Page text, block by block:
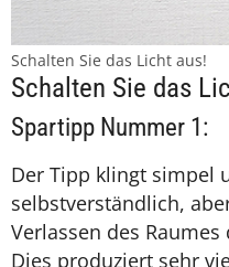
Schalten Sie das Licht aus!
Schalten Sie das
Spartipp Nummer 1:
Der Tipp klingt simpel
selbstverständlich,
Verlassen des
Dies produziert sehr